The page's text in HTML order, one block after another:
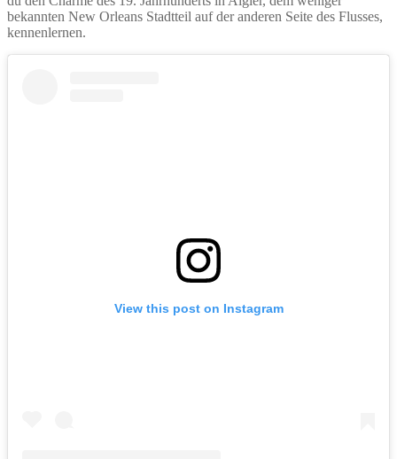
bekannten New Orleans Stadtteil auf der anderen Seite des Flusses,
kennenlernen.
View this post on Instagram